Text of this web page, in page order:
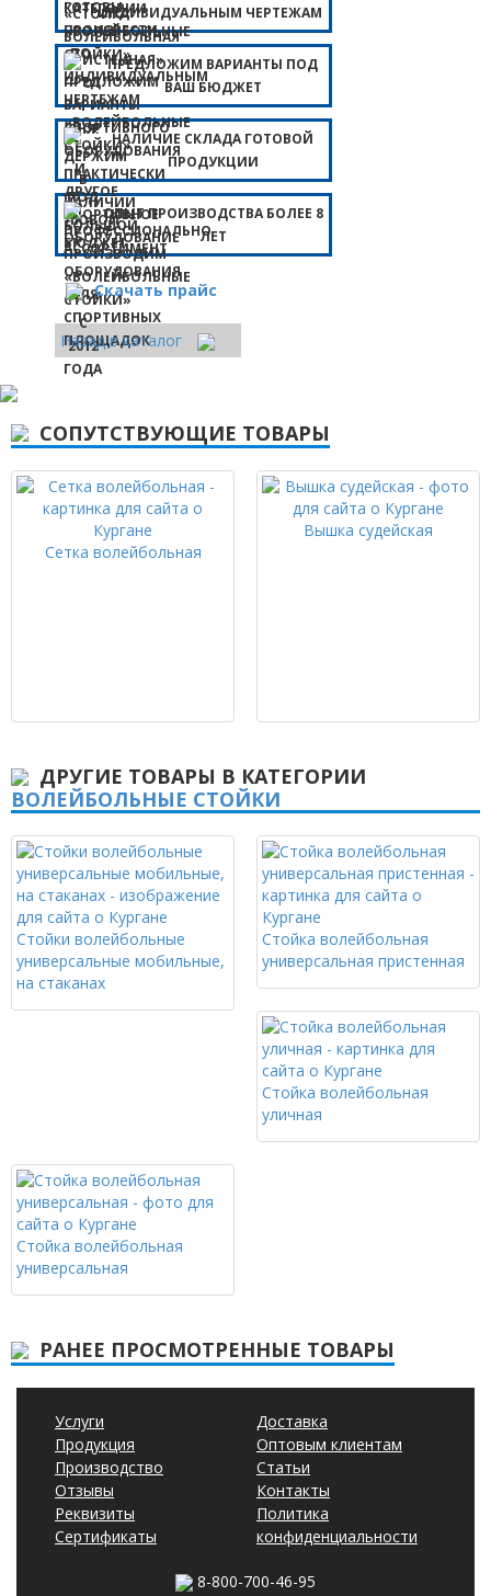
ИНДИВИДУАЛЬНЫМ ЧЕРТЕЖАМ
ПРЕДЛОЖИМ ВАРИАНТЫ ПОД
ВАШ БЮДЖЕТ
НАЛИЧИЕ СКЛАДА ГОТОВОЙ
ПРОДУКЦИИ
ОПЫТ ПРОИЗВОДСТВА БОЛЕЕ 8
ЛЕТ
Скачать прайс
Назад в каталог
СОПУТСТВУЮЩИЕ ТОВАРЫ
Сетка волейбольная
Вышка судейская
ДРУГИЕ ТОВАРЫ В КАТЕГОРИИ
ВОЛЕЙБОЛЬНЫЕ СТОЙКИ
Стойки волейбольные
универсальные мобильные,
на стаканах
Стойка волейбольная
универсальная пристенная
Стойка волейбольная
уличная
Стойка волейбольная
универсальная
РАНЕЕ ПРОСМОТРЕННЫЕ ТОВАРЫ
Услуги
Продукция
Производство
Отзывы
Реквизиты
Сертификаты
Доставка
Оптовым клиентам
Статьи
Контакты
Политика
конфиденциальности
8-800-700-46-95